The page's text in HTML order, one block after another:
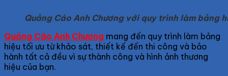
Quảng Cáo Anh Chương với quy trình làm bảng
Quảng Cáo Anh Chương mang đến quy trình làm bảng
hiệu tối ưu từ khảo sát, thiết kế đến thi công và bảo
hành tất cả đều vì sự thành công và hình ảnh thương
hiệu của bạn.